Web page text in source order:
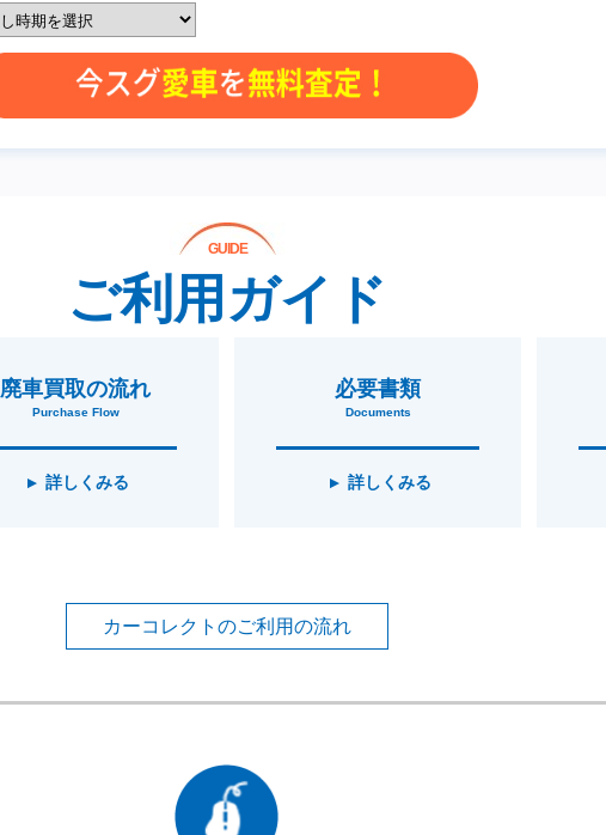
GUIDE
ご利用ガイド
廃車買取の流れ
Purchase Flow
詳しくみる
必要書類
Documents
詳しくみる
カーコレクトのご利用の流れ